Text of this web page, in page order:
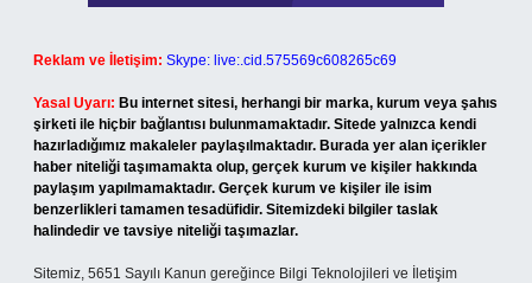
Reklam ve İletişim: Skype: live:.cid.575569c608265c69
Yasal Uyarı: Bu internet sitesi, herhangi bir marka, kurum veya şahıs
şirketi ile hiçbir bağlantısı bulunmamaktadır. Sitede yalnızca kendi
hazırladığımız makaleler paylaşılmaktadır. Burada yer alan içerikler
haber niteliği taşımamakta olup, gerçek kurum ve kişiler hakkında
paylaşım yapılmamaktadır. Gerçek kurum ve kişiler ile isim
benzerlikleri tamamen tesadüfidir. Sitemizdeki bilgiler taslak
halindedir ve tavsiye niteliği taşımazlar.
Sitemiz, 5651 Sayılı Kanun gereğince Bilgi Teknolojileri ve İletişim